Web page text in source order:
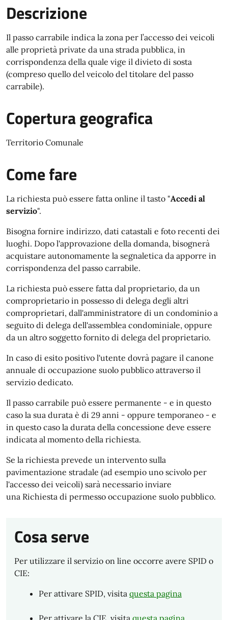
Descrizione
Il passo carrabile indica la zona per l’accesso dei veicoli
alle proprietà private da una strada pubblica, in
corrispondenza della quale vige il divieto di sosta
(compreso quello del veicolo del titolare del passo
carrabile).
Copertura geografica
Territorio Comunale
Come fare
La richiesta può essere fatta online il tasto "Accedi al
servizio".
Bisogna fornire indirizzo, dati catastali e foto recenti dei
luoghi. Dopo l'approvazione della domanda, bisognerà
acquistare autonomamente la segnaletica da apporre in
corrispondenza del passo carrabile.
La richiesta può essere fatta dal proprietario, da un
comproprietario in possesso di delega degli altri
comproprietari, dall'amministratore di un condominio a
seguito di delega dell'assemblea condominiale, oppure
da un altro soggetto fornito di delega del proprietario.
In caso di esito positivo l'utente dovrà pagare il canone
annuale di occupazione suolo pubblico attraverso il
servizio dedicato.
Il passo carrabile può essere permanente - e in questo
caso la sua durata è di 29 anni - oppure temporaneo - e
in questo caso la durata della concessione deve essere
indicata al momento della richiesta.
Se la richiesta prevede un intervento sulla
pavimentazione stradale (ad esempio uno scivolo per
l'accesso dei veicoli) sarà necessario inviare
una Richiesta di permesso occupazione suolo pubblico.
Cosa serve
Per utilizzare il servizio on line occorre avere SPID o
CIE:
Per attivare SPID, visita questa pagina
Per attivare la CIE, visita questa pagina